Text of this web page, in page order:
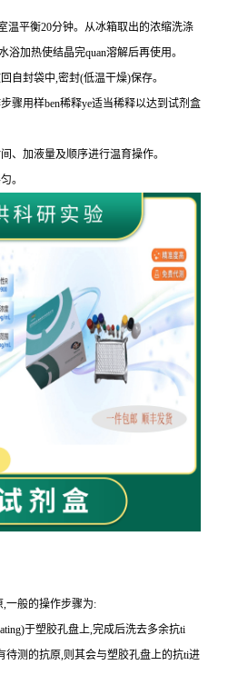
温平衡20分钟。从冰箱取出的浓缩洗涤
浴加热使结晶完quan溶解后再使用。
自封袋中,密封(低温干燥)保存。
骤用样ben稀释ye适当稀释以达到试剂盒
、加液量及顺序进行温育操作。
。
一般的操作步骤为:
)于塑胶孔盘上,完成后洗去多余抗ti
待测的抗原,则其会与塑胶孔盘上的抗ti进